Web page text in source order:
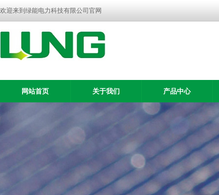
欢迎来到绿能电力科技有限公司官网
网站首页 关于我们 产品中心